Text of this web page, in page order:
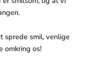
sprede smil, venlige
omkring os!